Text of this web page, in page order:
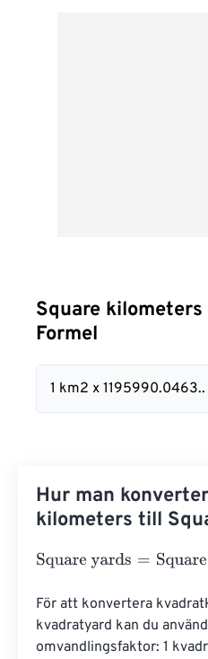
Square
Formel
1 km2 x 1195990.0463..
Hur man
kilometers till
Square yards=Square
För att konvertera
kvadratyard kan du
omvandlingsfaktor: 1